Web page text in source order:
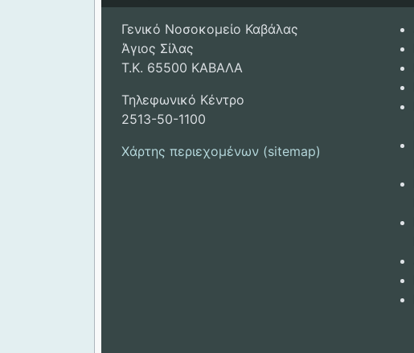
Γενικό Νοσοκομείο Καβάλας
Άγιος Σίλας
Τ.Κ. 65500 ΚΑΒΑΛΑ
Τηλεφωνικό Κέντρο
2513-50-1100
Χάρτης περιεχομένων (sitemap)